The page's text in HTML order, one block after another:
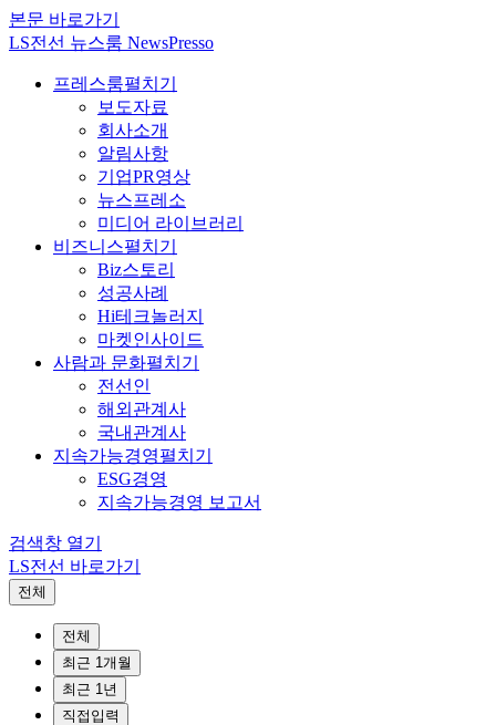
본문 바로가기
LS전선 뉴스룸 NewsPresso
프레스룸펼치기
보도자료
회사소개
알림사항
기업PR영상
뉴스프레소
미디어 라이브러리
비즈니스펼치기
Biz스토리
성공사례
Hi테크놀러지
마켓인사이드
사람과 문화펼치기
전선인
해외관계사
국내관계사
지속가능경영펼치기
ESG경영
지속가능경영 보고서
검색창 열기
LS전선 바로가기
전체
전체
최근 1개월
최근 1년
직접입력